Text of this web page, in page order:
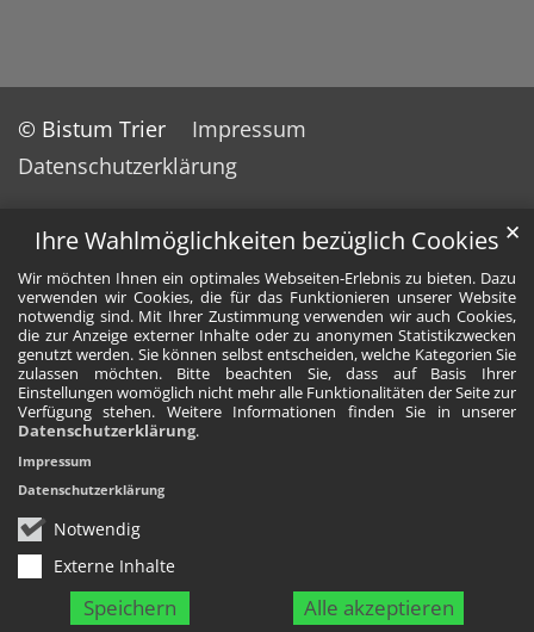
Ihre Wahlmöglichkeiten bezüglich Cookies
Wir möchten Ihnen ein optimales Webseiten-Erlebnis zu bieten. Dazu
verwenden wir Cookies, die für das Funktionieren unserer Website
notwendig sind. Mit Ihrer Zustimmung verwenden wir auch Cookies,
die zur Anzeige externer Inhalte oder zu anonymen Statistikzwecken
genutzt werden. Sie können selbst entscheiden, welche Kategorien Sie
zulassen möchten. Bitte beachten Sie, dass auf Basis Ihrer
Einstellungen womöglich nicht mehr alle Funktionalitäten der Seite zur
Verfügung stehen. Weitere Informationen finden Sie in unserer
Datenschutzerklärung.
Notwendig
Externe Inhalte
Speichern Alle akzeptieren
✕
Impressum
Datenschutzerklärung
© Bistum Trier
Impressum
Datenschutzerklärung